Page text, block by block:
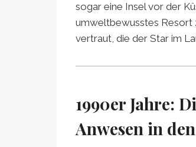
sogar eine Insel vor der
umweltbewusstes Resort
vertraut, die der Star im
1990er Jahre:
Anwesen in